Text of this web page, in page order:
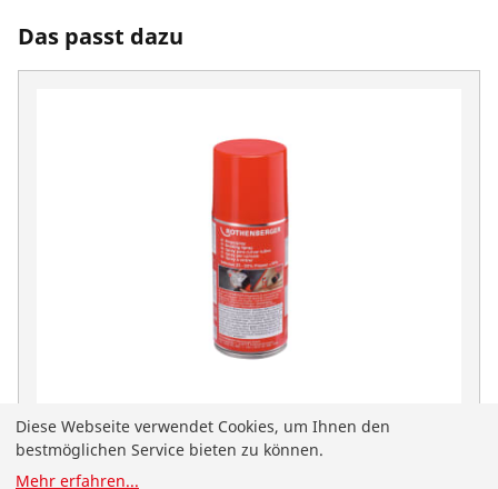
Das passt dazu
Biegespray, 150ml
No. 25120
Diese Webseite verwendet Cookies, um Ihnen den
bestmöglichen Service bieten zu können.
Mehr erfahren...